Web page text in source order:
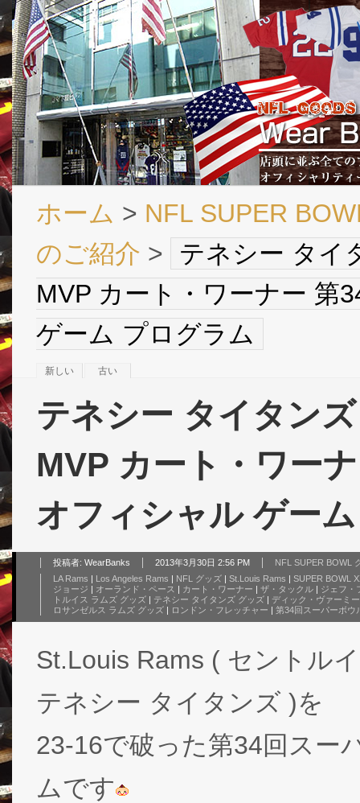
ホーム > NFL SUPER
のご紹介 >
テネシー タイ
MVP カート・ワーナー 第
ゲーム プログラム
新しい 古い
テネシー タイタン
MVP カート・ワー
オフィシャル ゲー
投稿者: WearBanks 2013年3月30日 2:56 PM
NFL SUPER BOWL
LA Rams | Los Angeles Rams | NFL グッズ | St.Louis Rams | SUPER BOWL
ジョージ | オーランド・ペース | カート・ワーナー | ザ・タックル | ジェフ・
トルイス ラムズ グッズ | テネシー タイタンズ グッズ | ディック・ヴァーミ
ロサンゼルス ラムズ グッズ | ロンドン・フレッチャー | 第34回スーパーボウ
St.Louis Rams ( セントル
テネシー タイタンズ )を
23-16で破った第34回スー
ムです